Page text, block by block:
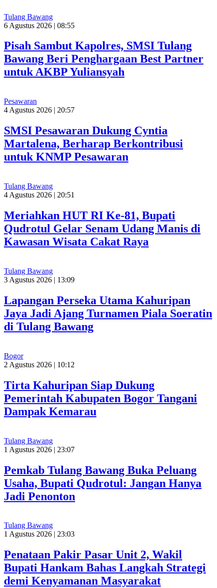
Tulang Bawang
6 Agustus 2026 | 08:55
Pisah Sambut Kapolres, SMSI Tulang
Bawang Beri Penghargaan Best Partner
untuk AKBP Yuliansyah
Pesawaran
4 Agustus 2026 | 20:57
SMSI Pesawaran Dukung Cyntia
Martalena, Berharap Berkontribusi
untuk KNMP Pesawaran
Tulang Bawang
4 Agustus 2026 | 20:51
Meriahkan HUT RI Ke-81, Bupati
Qudrotul Gelar Senam Udang Manis di
Kawasan Wisata Cakat Raya
Tulang Bawang
3 Agustus 2026 | 13:09
Lapangan Perseka Utama Kahuripan
Jaya Jadi Ajang Turnamen Piala Soeratin
di Tulang Bawang
Bogor
2 Agustus 2026 | 10:12
Tirta Kahuripan Siap Dukung
Pemerintah Kabupaten Bogor Tangani
Dampak Kemarau
Tulang Bawang
1 Agustus 2026 | 23:07
Pemkab Tulang Bawang Buka Peluang
Usaha, Bupati Qudrotul: Jangan Hanya
Jadi Penonton
Tulang Bawang
1 Agustus 2026 | 23:03
Penataan Pakir Pasar Unit 2, Wakil
Bupati Hankam Bahas Langkah Strategi
demi Kenyamanan Masyarakat